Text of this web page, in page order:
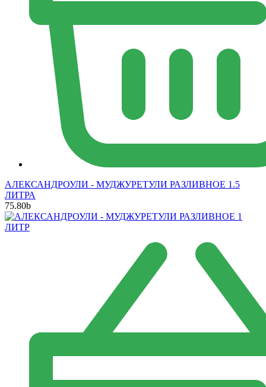
АЛЕКСАНДРОУЛИ - МУДЖУРЕТУЛИ РАЗЛИВНОЕ 1.5
ЛИТРА
75.80b